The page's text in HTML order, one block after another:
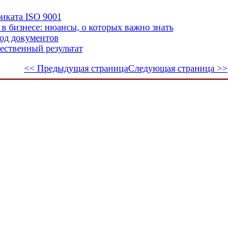
ISO 9001
бизнесе: нюансы, о которых важно знать
документов
результат
<< Предыдущая страницаСледующая страница >>